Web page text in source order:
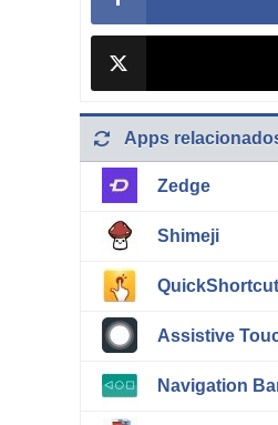
Apps
Zedge
Shimeji
Assistive
Navigation